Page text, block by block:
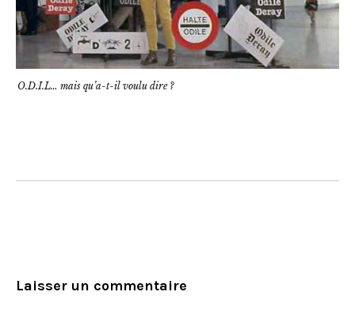
O.D.I.L… mais qu’a-t-il voulu dire ?
Laisser un commentaire